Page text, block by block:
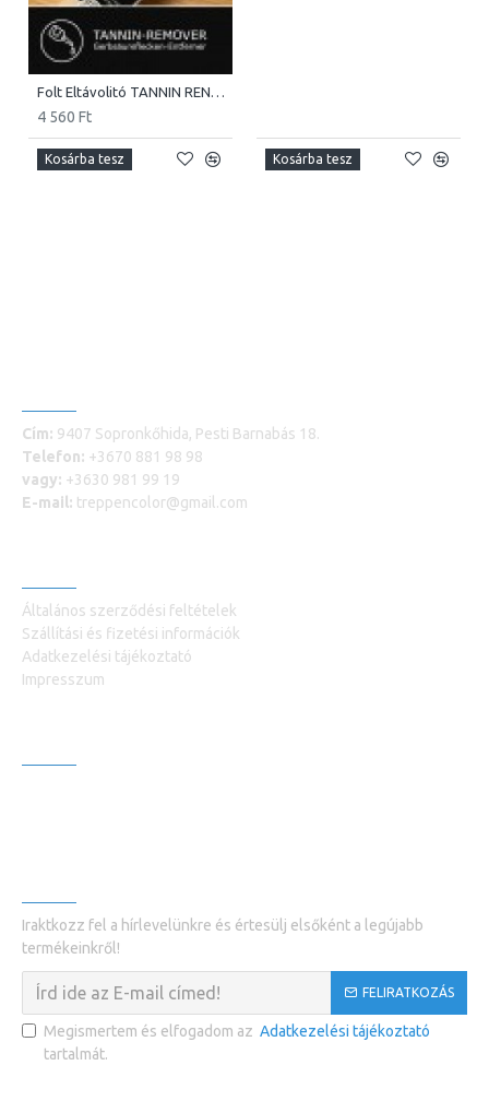
Folt Eltávolitó TANNIN RENOVER 50 mL
4 560 Ft
Kosárba tesz Kosárba tesz
Cím: 9407 Sopronkőhida, Pesti Barnabás 18.
Telefon: +3670 881 98 98
vagy: +3630 981 99 19
E-mail: treppencolor@gmail.com
Általános szerződési feltételek
Szállítási és fizetési információk
Adatkezelési tájékoztató
Impresszum
Iraktkozz fel a hírlevelünkre és értesülj elsőként a legújabb
termékeinkről!
FELIRATKOZÁS
Megismertem és elfogadom az Adatkezelési tájékoztató
tartalmát.